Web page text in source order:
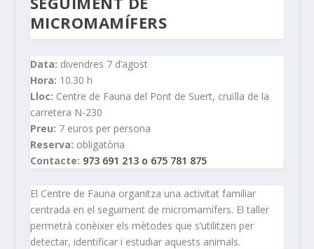
MICROMAMÍFERS
Data: divendres 7 d’agost
Hora: 10.30 h
Lloc: Centre de Fauna del Pont de Suert, cruïlla de la
carretera N-230
Preu: 7 euros per persona
Reserva: obligatòria
Contacte: 973 691 213 o 675 781 875
El Centre de Fauna organitza una activitat familiar
centrada en el seguiment de micromamífers. El taller
permetrà conèixer els mètodes que s’utilitzen per
detectar, identificar i estudiar aquests animals.